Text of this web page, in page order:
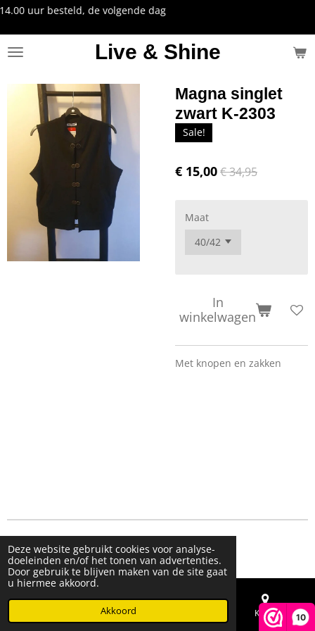
Deze website gebruikt cookies voor analyse-
doeleinden en/of het tonen van advertenties.
Door gebruik te blijven maken van de site gaat
u hiermee akkoord.
Akkoord
10
Ga
de
Live & Shine
volgende dag
Magna singlet
zwart K-2303
Sale!
€ 15,00€ 34,95
Maat
In
winkelwagen
Met knopen en zakken
© 2023 - 2026 Live & Shine
Powered byJouwWeb
Telefoonnummer Kaart